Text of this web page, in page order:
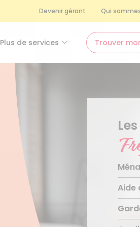
Devenir gérant Qui
Plus de services Trouver
Aide